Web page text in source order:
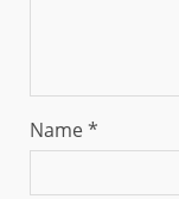
Name*